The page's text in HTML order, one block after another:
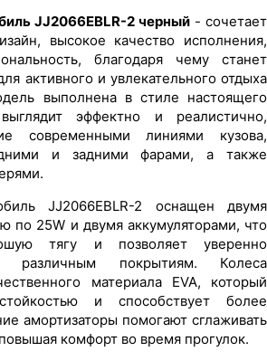
JJ2066EBLR-2 черный - сочетает
высокое качество исполнения,
благодаря чему станет
активного и увлекательного отдыха
выполнена в стиле настоящего
эффектно и реалистично,
современными линиями кузова,
и задними фарами, а также
JJ2066EBLR-2 оснащен двумя
по 25W и двумя аккумуляторами, что
тягу и позволяет уверенно
различным покрытиям. Колеса
материала EVA, который
и способствует более
амортизаторы помогают сглаживать
комфорт во время прогулок.